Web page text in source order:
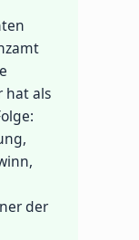
hat als
der